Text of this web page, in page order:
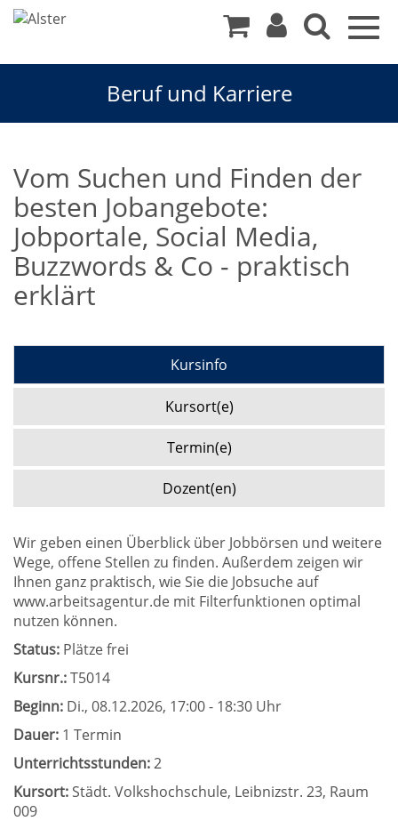
Beruf und Karriere
Vom Suchen und Finden der
besten Jobangebote:
Jobportale, Social Media,
Buzzwords & Co - praktisch
erklärt
Kursinfo
Kursort(e)
Termin(e)
Dozent(en)
Wir geben einen Überblick über Jobbörsen und weitere
Wege, offene Stellen zu finden. Außerdem zeigen wir
Ihnen ganz praktisch, wie Sie die Jobsuche auf
www.arbeitsagentur.de mit Filterfunktionen optimal
nutzen können.
Status: Plätze frei
Kursnr.:T5014
Beginn: Di., 08.12.2026, 17:00 - 18:30 Uhr
Dauer: 1 Termin
Unterrichtsstunden:2
Kursort:Städt. Volkshochschule, Leibnizstr. 23, Raum
009